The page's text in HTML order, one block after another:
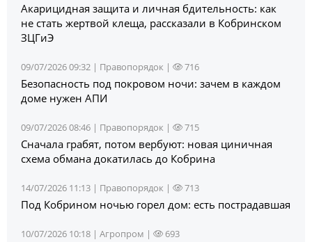
Акарицидная защита и личная бдительность: как
не стать жертвой клеща, рассказали в Кобринском
ЗЦГиЭ
09/07/2026 09:32 | Правопорядок | 716
Безопасность под покровом ночи: зачем в каждом
доме нужен АПИ
09/07/2026 08:46 | Правопорядок | 715
Сначала грабят, потом вербуют: новая циничная
схема обмана докатилась до Кобрина
14/07/2026 11:13 | Правопорядок | 713
Под Кобрином ночью горел дом: есть пострадавшая
10/07/2026 10:18 | Агропром | 693